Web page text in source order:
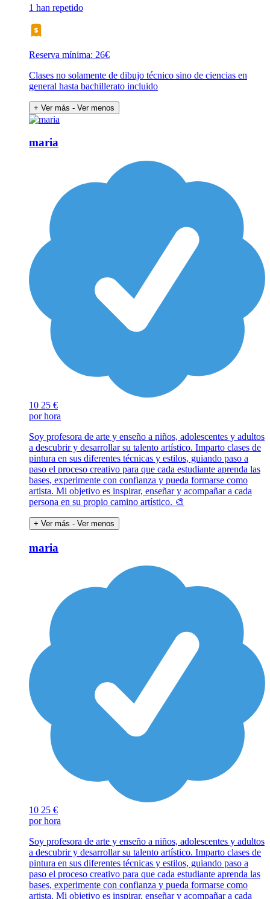
1 han repetido
Reserva mínima: 26€
Clases no solamente de dibujo técnico sino de ciencias en
general hasta bachillerato incluido
+ Ver más - Ver menos
maria
10 25 €
por hora
Soy profesora de arte y enseño a niños, adolescentes y adultos
a descubrir y desarrollar su talento artístico. Imparto clases de
pintura en sus diferentes técnicas y estilos, guiando paso a
paso el proceso creativo para que cada estudiante aprenda las
bases, experimente con confianza y pueda formarse como
artista. Mi objetivo es inspirar, enseñar y acompañar a cada
persona en su propio camino artístico. 🎨
+ Ver más - Ver menos
maria
10 25 €
por hora
Soy profesora de arte y enseño a niños, adolescentes y adultos
a descubrir y desarrollar su talento artístico. Imparto clases de
pintura en sus diferentes técnicas y estilos, guiando paso a
paso el proceso creativo para que cada estudiante aprenda las
bases, experimente con confianza y pueda formarse como
artista. Mi objetivo es inspirar, enseñar y acompañar a cada